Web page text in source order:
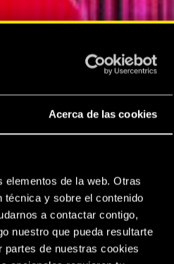
Acerca de las cookies
elementos de la web. Otras
técnica y sobre el contenido
a contactar contigo,
nuestro que pueda resultarte
partes de nuestras cookies